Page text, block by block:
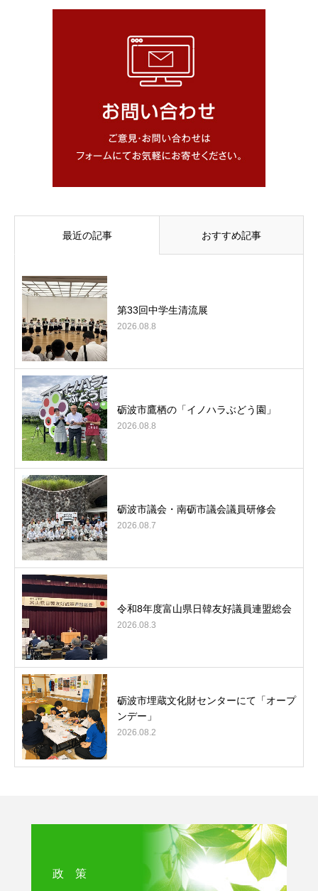
最近の記事 おすすめ記事
第33回中学生清流展
2026.08.8
砺波市鷹栖の「イノハラぶどう園」
2026.08.8
砺波市議会・南砺市議会議員研修会
2026.08.7
令和8年度富山県日韓友好議員連盟総会
2026.08.3
砺波市埋蔵文化財センターにて「オープ
ンデー」
2026.08.2
政 策